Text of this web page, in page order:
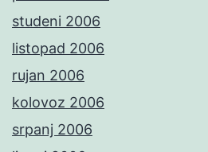
studeni 2006
listopad 2006
rujan 2006
kolovoz 2006
srpanj 2006